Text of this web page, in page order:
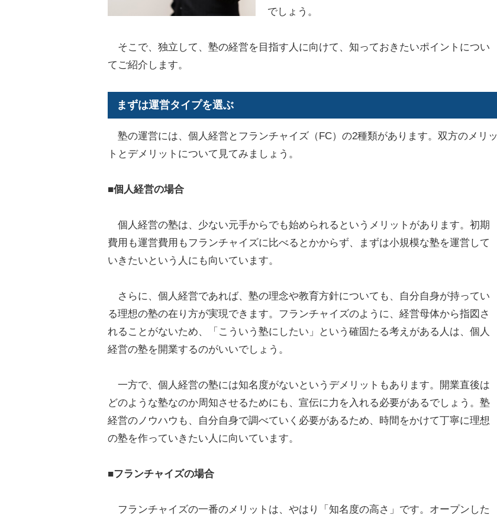
でしょう。
そこで、独立して、塾の経営を目指す人に向けて、知っておきたいポイントについ
てご紹介します。
まずは運営タイプを選ぶ
塾の運営には、個人経営とフランチャイズ（FC）の2種類があります。双方のメリッ
トとデメリットについて見てみましょう。
■個人経営の場合
個人経営の塾は、少ない元手からでも始められるというメリットがあります。初期
費用も運営費用もフランチャイズに比べるとかからず、まずは小規模な塾を運営して
いきたいという人にも向いています。
さらに、個人経営であれば、塾の理念や教育方針についても、自分自身が持ってい
る理想の塾の在り方が実現できます。フランチャイズのように、経営母体から指図さ
れることがないため、「こういう塾にしたい」という確固たる考えがある人は、個人
経営の塾を開業するのがいいでしょう。
一方で、個人経営の塾には知名度がないというデメリットもあります。開業直後は
どのような塾なのか周知させるためにも、宣伝に力を入れる必要があるでしょう。塾
経営のノウハウも、自分自身で調べていく必要があるため、時間をかけて丁寧に理想
の塾を作っていきたい人に向いています。
■フランチャイズの場合
フランチャイズの一番のメリットは、やはり「知名度の高さ」です。オープンした